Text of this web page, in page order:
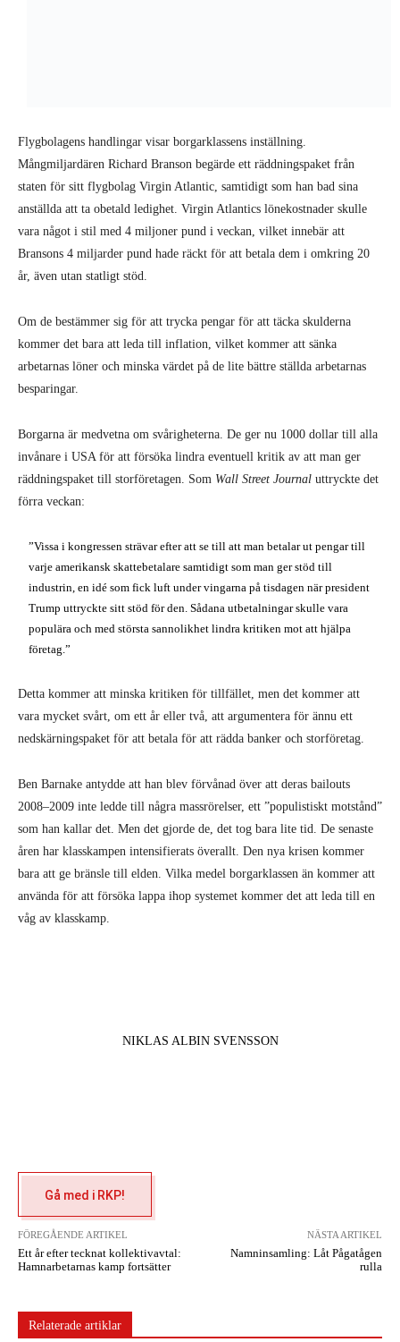
Flygbolagens handlingar visar borgarklassens inställning.
Mångmiljardären Richard Branson begärde ett räddningspaket från
staten för sitt flygbolag Virgin Atlantic, samtidigt som han bad sina
anställda att ta obetald ledighet. Virgin Atlantics lönekostnader skulle
vara något i stil med 4 miljoner pund i veckan, vilket innebär att
Bransons 4 miljarder pund hade räckt för att betala dem i omkring 20
år, även utan statligt stöd.
Om de bestämmer sig för att trycka pengar för att täcka skulderna
kommer det bara att leda till inflation, vilket kommer att sänka
arbetarnas löner och minska värdet på de lite bättre ställda arbetarnas
besparingar.
Borgarna är medvetna om svårigheterna. De ger nu 1000 dollar till alla
invånare i USA för att försöka lindra eventuell kritik av att man ger
räddningspaket till storföretagen. Som Wall Street Journal uttryckte det
förra veckan:
”Vissa i kongressen strävar efter att se till att man betalar ut pengar till
varje amerikansk skattebetalare samtidigt som man ger stöd till
industrin, en idé som fick luft under vingarna på tisdagen när president
Trump uttryckte sitt stöd för den. Sådana utbetalningar skulle vara
populära och med största sannolikhet lindra kritiken mot att hjälpa
företag.”
Detta kommer att minska kritiken för tillfället, men det kommer att
vara mycket svårt, om ett år eller två, att argumentera för ännu ett
nedskärningspaket för att betala för att rädda banker och storföretag.
Ben Barnake antydde att han blev förvånad över att deras bailouts
2008–2009 inte ledde till några massrörelser, ett ”populistiskt motstånd”
som han kallar det. Men det gjorde de, det tog bara lite tid. De senaste
åren har klasskampen intensifierats överallt. Den nya krisen kommer
bara att ge bränsle till elden. Vilka medel borgarklassen än kommer att
använda för att försöka lappa ihop systemet kommer det att leda till en
våg av klasskamp.
NIKLAS ALBIN SVENSSON
Gå med i RKP!
FÖREGÅENDE ARTIKEL
Ett år efter tecknat kollektivavtal:
Hamnarbetarnas kamp fortsätter
NÄSTA ARTIKEL
Namninsamling: Låt Pågatågen
rulla
Relaterade artiklar